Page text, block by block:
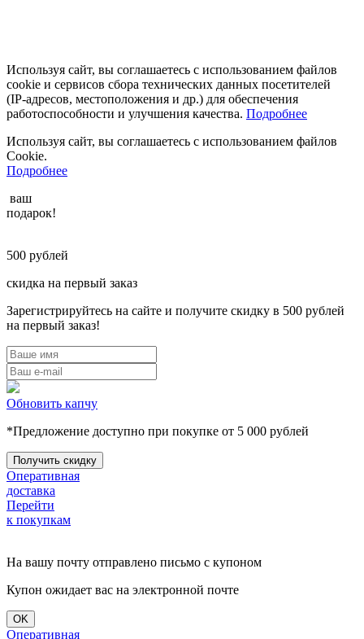
Используя сайт, вы соглашаетесь с использованием файлов
cookie и сервисов сбора технических данных посетителей
(IP‑адресов, местоположения и др.) для обеспечения
работоспособности и улучшения качества. Подробнее
Используя сайт, вы соглашаетесь с использованием файлов
Cookie.
Подробнее
ваш
подарок!
500 рублей
скидка на первый заказ
Зарегистрируйтесь на сайте и получите скидку в 500 рублей
на первый заказ!
Обновить капчу
*Предложение доступно при покупке от 5 000 рублей
Оперативная
доставка
Перейти
к покупкам
На вашу почту отправлено письмо с купоном
Купон ожидает вас на электронной почте
OK
Оперативная